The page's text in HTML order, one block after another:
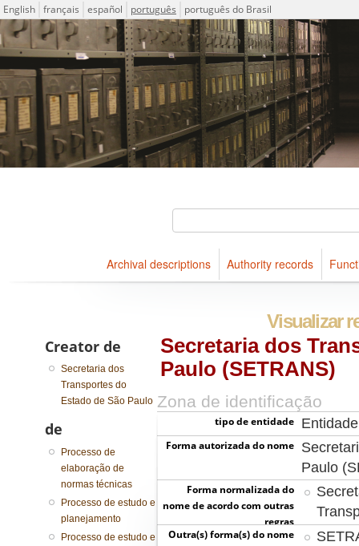
Idioma
English français español português português do Brasil
Descriptions for archival holdings maintained at Arquivo
ICA-AtoM Project
Archival descriptions Authority records
Visualizar
Secretaria dos
Paulo (SETRANS)
Zona de identificação
tipo de entidade
Forma autorizada do nome
Paulo
Forma normalizada do
nome de acordo com outras
regras
Outra(s) forma(s) do nome
Creator de
Secretaria dos
Transportes do
Estado de São Paulo
de
Processo de
elaboração de
normas técnicas
Processo de estudo e
planejamento
Processo de estudo e